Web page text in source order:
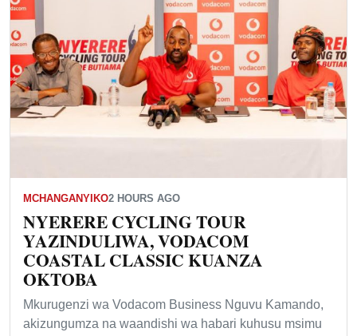
MCHANGANYIKO2 HOURS AGO
NYERERE CYCLING TOUR
YAZINDULIWA, VODACOM
COASTAL CLASSIC KUANZA
OKTOBA
Mkurugenzi wa Vodacom Business Nguvu Kamando,
akizungumza na waandishi wa habari kuhusu msimu